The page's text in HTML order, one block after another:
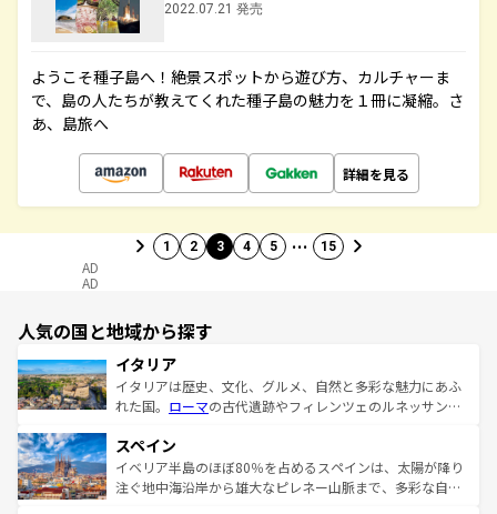
2022.07.21 発売
ようこそ種子島へ！絶景スポットから遊び方、カルチャーま
で、島の人たちが教えてくれた種子島の魅力を１冊に凝縮。さ
あ、島旅へ
詳細を見る
1 2 3 4 5 … 15
AD
AD
人気の国と地域から探す
イタリア
イタリアは歴史、文化、グルメ、自然と多彩な魅力にあふ
れた国。 ローマの古代遺跡やフィレンツェのルネッサンス
ろん、トスカーナの美しい田園風景やアマルフィ海岸の絶
景など、自然景観も見逃せない。観光の合間には、本場の
ピザやパスタなど、絶品のイタリア料理を堪能することも
スペイン
イベリア半島のほぼ80％を占めるスペインは、太陽が降り
注ぐ地中海沿岸から雄大なピレネー山脈まで、多彩な自然